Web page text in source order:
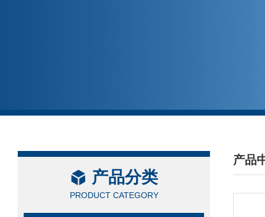
产品分类
PRODUCT CATEGORY
产品
/